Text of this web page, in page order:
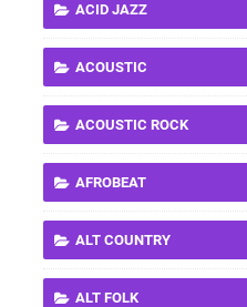
ACID JAZZ
ACOUSTIC
ACOUSTIC ROCK
AFROBEAT
ALT COUNTRY
ALT FOLK